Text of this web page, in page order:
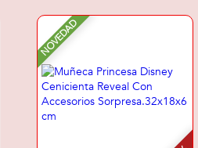
NOVEDAD